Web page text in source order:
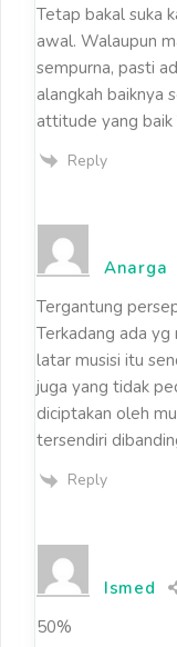
Tetap bakal suka
awal. Walaupun
sempurna, pasti
alangkah baiknya
attitude yang baik
Reply
Anarga
Tergantung
Terkadang ada yg
latar musisi itu
juga yang tidak
diciptakan oleh
tersendiri
Reply
Ismed
50%